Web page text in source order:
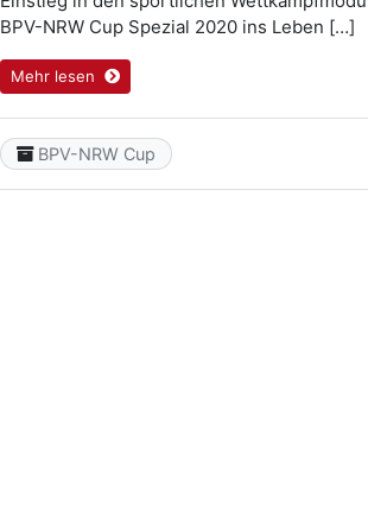
BPV-NRW Cup Spezial 2020 ins Leben […]
Mehr lesen
Category
BPV-NRW Cup